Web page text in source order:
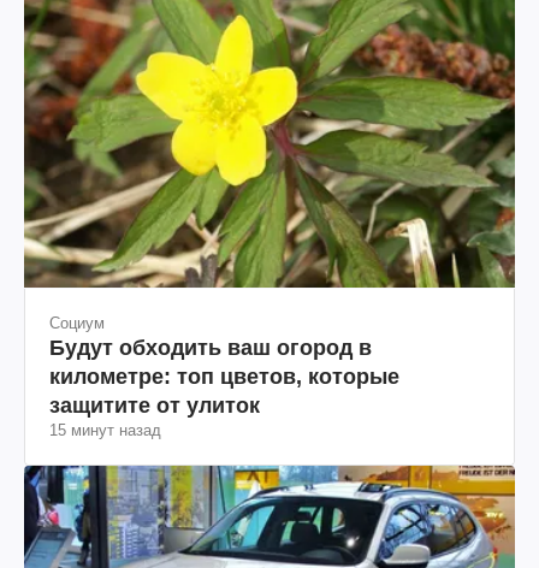
Социум
Будут обходить ваш огород в
километре: топ цветов, которые
защитите от улиток
15 минут назад